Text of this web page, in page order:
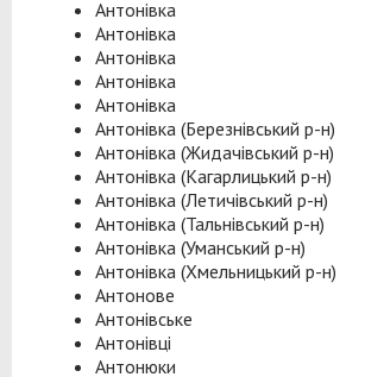
Антонівка
Антонівка
Антонівка
Антонівка
Антонівка
Антонівка (Березнівський р-н)
Антонівка (Жидачівський р-н)
Антонівка (Кагарлицький р-н)
Антонівка (Летичівський р-н)
Антонівка (Тальнівський р-н)
Антонівка (Уманський р-н)
Антонівка (Хмельницький р-н)
Антонове
Антонівське
Антонівці
Антонюки